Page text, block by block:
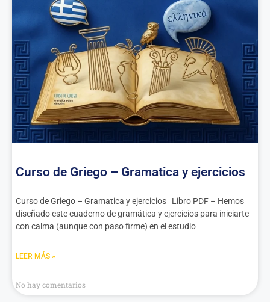
Curso de Griego – Gramatica y ejercicios
Curso de Griego – Gramatica y ejercicios Libro PDF – Hemos
diseñado este cuaderno de gramática y ejercicios para iniciarte
con calma (aunque con paso firme) en el estudio
LEER MÁS »
No hay comentarios